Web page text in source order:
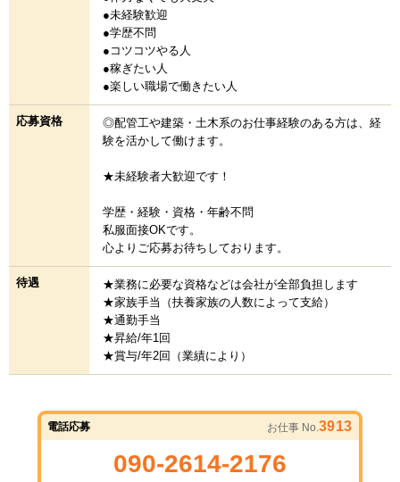
●未経験歓迎
●学歴不問
●コツコツやる人
●稼ぎたい人
●楽しい職場で働きたい人
応募資格
◎配管工や建築・土木系のお仕事経験のある方は、経
験を活かして働けます。
★未経験者大歓迎です！
学歴・経験・資格・年齢不問
私服面接OKです。
心よりご応募お待ちしております。
待遇
★業務に必要な資格などは会社が全部負担します
★家族手当（扶養家族の人数によって支給）
★通勤手当
★昇給/年1回
★賞与/年2回（業績により）
電話応募 お仕事 No.3913
090-2614-2176